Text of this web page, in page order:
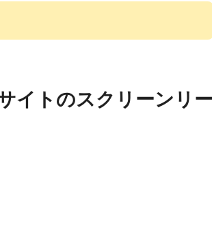
イトのスクリーンリ